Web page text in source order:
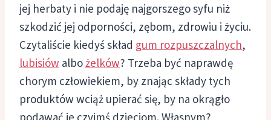
jej herbaty i nie podaję najgorszego syfu niż
szkodzić jej odporności, zębom, zdrowiu i życiu.
Czytaliście kiedyś skład gum rozpuszczalnych,
lubisiów albożelków? Trzeba być naprawdę
chorym człowiekiem, by znając składy tych
produktów wciąż upierać się, by na okrągło
podawać je czyimś dzieciom. Własnym?